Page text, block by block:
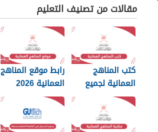
مقالات من تصنيف التعليم
كتب المناهج
العمانية لجميع
المراحل 2026
رابط موقع المناهج
العمانية 2026